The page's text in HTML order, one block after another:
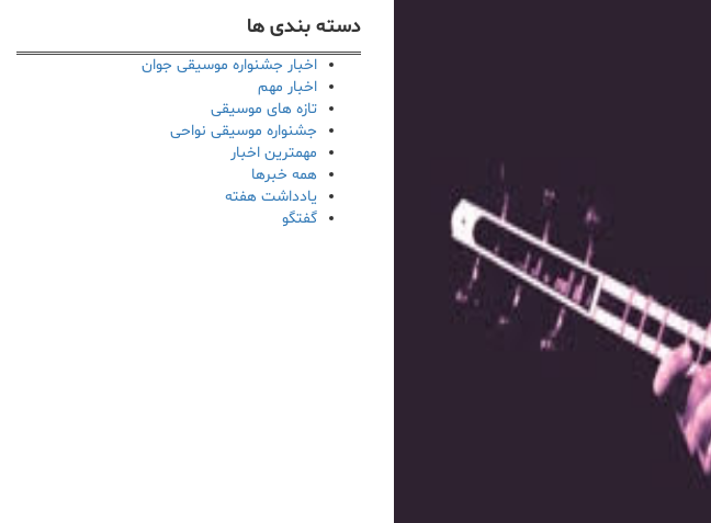
دسته بندی ها
اخبار جشنواره موسیقی جوان
اخبار مهم
تازه های موسیقی
جشنواره موسیقی نواحی
مهمترین اخبار
همه خبرها
یادداشت هفته
گفتگو